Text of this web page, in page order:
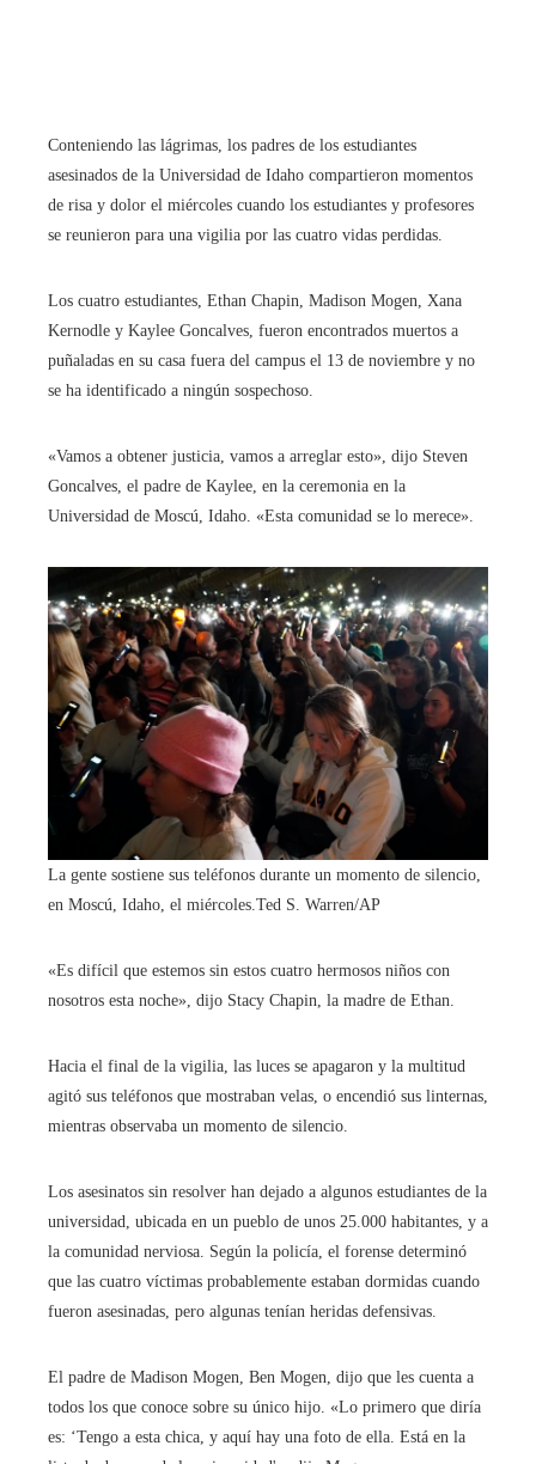
Conteniendo las lágrimas, los padres de los estudiantes
asesinados de la Universidad de Idaho compartieron momentos
de risa y dolor el miércoles cuando los estudiantes y profesores
se reunieron para una vigilia por las cuatro vidas perdidas.
Los cuatro estudiantes, Ethan Chapin, Madison Mogen, Xana
Kernodle y Kaylee Goncalves, fueron encontrados muertos a
puñaladas en su casa fuera del campus el 13 de noviembre y no
se ha identificado a ningún sospechoso.
«Vamos a obtener justicia, vamos a arreglar esto», dijo Steven
Goncalves, el padre de Kaylee, en la ceremonia en la
Universidad de Moscú, Idaho. «Esta comunidad se lo merece».
La gente sostiene sus teléfonos durante un momento de silencio,
en Moscú, Idaho, el miércoles.Ted S. Warren/AP
«Es difícil que estemos sin estos cuatro hermosos niños con
nosotros esta noche», dijo Stacy Chapin, la madre de Ethan.
Hacia el final de la vigilia, las luces se apagaron y la multitud
agitó sus teléfonos que mostraban velas, o encendió sus linternas,
mientras observaba un momento de silencio.
Los asesinatos sin resolver han dejado a algunos estudiantes de la
universidad, ubicada en un pueblo de unos 25.000 habitantes, y a
la comunidad nerviosa. Según la policía, el forense determinó
que las cuatro víctimas probablemente estaban dormidas cuando
fueron asesinadas, pero algunas tenían heridas defensivas.
El padre de Madison Mogen, Ben Mogen, dijo que les cuenta a
todos los que conoce sobre su único hijo. «Lo primero que diría
es: ‘Tengo a esta chica, y aquí hay una foto de ella. Está en la